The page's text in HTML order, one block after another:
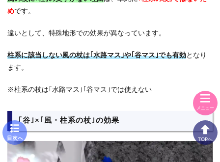
めです。
違いとして、特殊地形での効果が異なっています。
柱系に該当しない風の杖は｢水路マス｣や｢谷マス｣でも有効となり
ます。
※柱系の杖は｢水路マス｣｢谷マス｣では使えない
｢谷｣×｢風・柱系の杖｣の効果
目次
メニュー
TOPへ